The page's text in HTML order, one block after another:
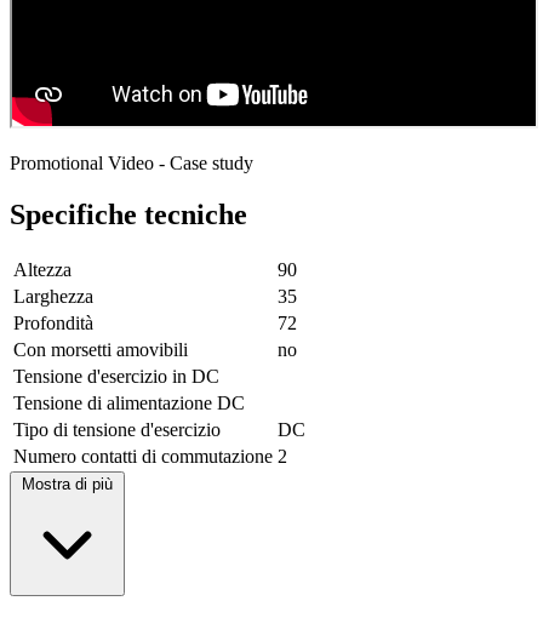
Promotional Video - Case study
Specifiche tecniche
Altezza
90
Larghezza
35
Profondità
72
Con morsetti amovibili
no
Tensione d'esercizio in DC
Tensione di alimentazione DC
Tipo di tensione d'esercizio
DC
Numero contatti di commutazione 2
Mostra di più